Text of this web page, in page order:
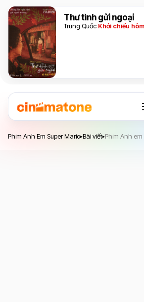
Thư tình gửi ngoại
Trung Quốc Khởi chiếu
Phim Anh Em Super Mario▸Bài viết▸Phim Anh